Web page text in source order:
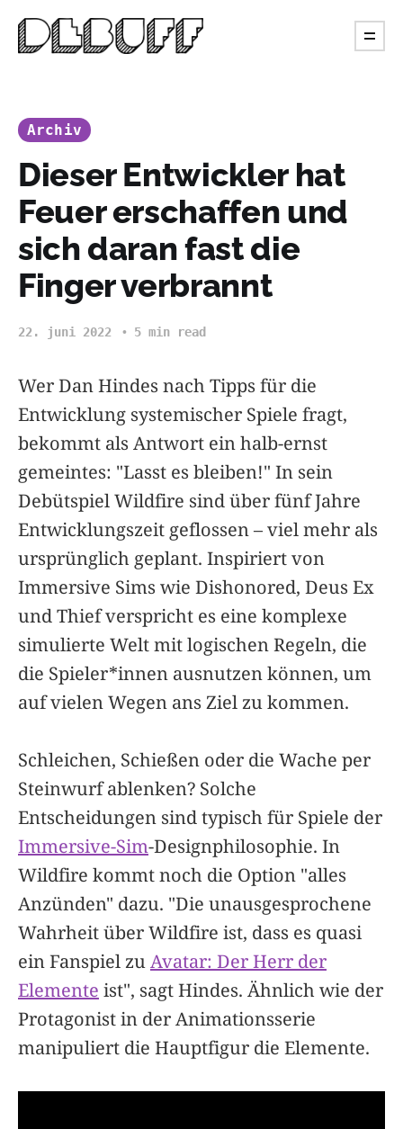
Archiv
Dieser Entwickler hat
Feuer erschaffen und
sich daran fast die
Finger verbrannt
22. juni 2022 5 min read
Wer Dan Hindes nach Tipps für die
Entwicklung systemischer Spiele fragt,
bekommt als Antwort ein halb-ernst
gemeintes: "Lasst es bleiben!" In sein
Debütspiel Wildfire sind über fünf Jahre
Entwicklungszeit geflossen – viel mehr als
ursprünglich geplant. Inspiriert von
Immersive Sims wie Dishonored, Deus Ex
und Thief verspricht es eine komplexe
simulierte Welt mit logischen Regeln, die
die Spieler*innen ausnutzen können, um
auf vielen Wegen ans Ziel zu kommen.
Schleichen, Schießen oder die Wache per
Steinwurf ablenken? Solche
Entscheidungen sind typisch für Spiele der
Immersive-Sim-Designphilosophie. In
Wildfire kommt noch die Option "alles
Anzünden" dazu. "Die unausgesprochene
Wahrheit über Wildfire ist, dass es quasi
ein Fanspiel zuAvatar: Der Herr der
Elemente ist", sagt Hindes. Ähnlich wie der
Protagonist in der Animationsserie
manipuliert die Hauptfigur die Elemente.